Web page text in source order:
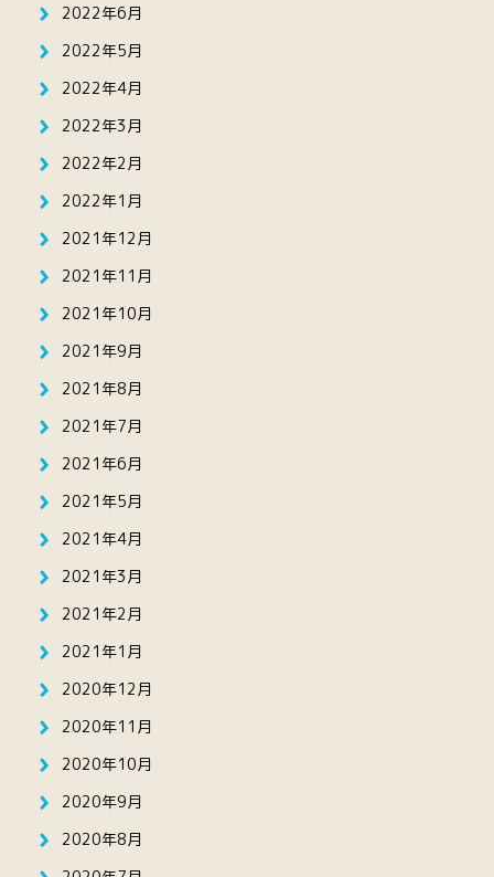
2022年6月
2022年5月
2022年4月
2022年3月
2022年2月
2022年1月
2021年12月
2021年11月
2021年10月
2021年9月
2021年8月
2021年7月
2021年6月
2021年5月
2021年4月
2021年3月
2021年2月
2021年1月
2020年12月
2020年11月
2020年10月
2020年9月
2020年8月